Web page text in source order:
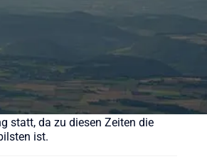
Erlebnis inklusive
Taufe dauert ca. 3-4 Stunden.
Zeit für eine Ballonfahrt?
meist früh morgens nach
oder am späten Nachmittag vor
statt, da zu diesen Zeiten die
ist.